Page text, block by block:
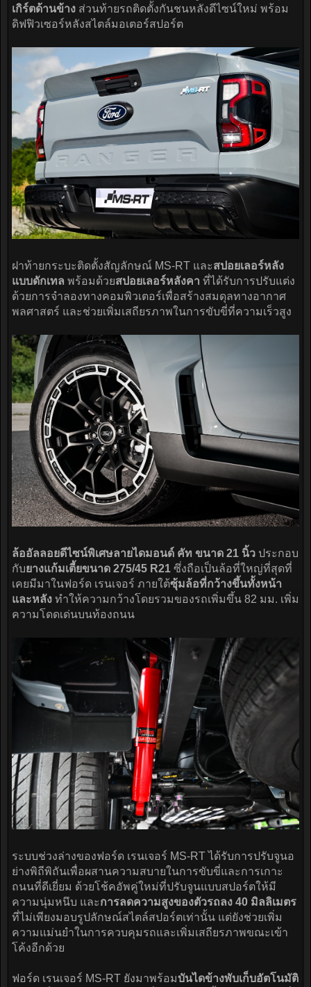
เกิร์ตด้านข้าง ส่วนท้ายรถติดตั้งกันชนหลังดีไซน์ใหม่ พร้อม
ดิฟฟิวเซอร์หลังสไตล์มอเตอร์สปอร์ต
ฝาท้ายกระบะติดตั้งสัญลักษณ์ MS-RT และสปอยเลอร์หลัง
แบบดักเทล พร้อมด้วยสปอยเลอร์หลังคา ที่ได้รับการปรับแต่ง
ด้วยการจำลองทางคอมพิวเตอร์เพื่อสร้างสมดุลทางอากาศ
พลศาสตร์ และช่วยเพิ่มเสถียรภาพในการขับขี่ที่ความเร็วสูง
ล้ออัลลอยดีไซน์พิเศษลายไดมอนด์ คัท ขนาด 21 นิ้ว ประกอบ
กับยางแก้มเตี้ยขนาด 275/45 R21 ซึ่งถือเป็นล้อที่ใหญ่ที่สุดที่
เคยมีมาในฟอร์ด เรนเจอร์ ภายใต้ซุ้มล้อที่กว้างขึ้นทั้งหน้า
และหลัง ทำให้ความกว้างโดยรวมของรถเพิ่มขึ้น 82 มม. เพิ่ม
ความโดดเด่นบนท้องถนน
ระบบช่วงล่างของฟอร์ด เรนเจอร์ MS-RT ได้รับการปรับจูนอ
ย่างพิถีพิถันเพื่อผสานความสบายในการขับขี่และการเกาะ
ถนนที่ดีเยี่ยม ด้วยโช้คอัพคู่ใหม่ที่ปรับจูนแบบสปอร์ตให้มี
ความนุ่มหนึบ และการลดความสูงของตัวรถลง 40 มิลลิเมตร
ที่ไม่เพียงมอบรูปลักษณ์สไตล์สปอร์ตเท่านั้น แต่ยังช่วยเพิ่ม
ความแม่นยำในการควบคุมรถและเพิ่มเสถียรภาพขณะเข้า
โค้งอีกด้วย
ฟอร์ด เรนเจอร์ MS-RT ยังมาพร้อมบันไดข้างพับเก็บอัตโนมัติ